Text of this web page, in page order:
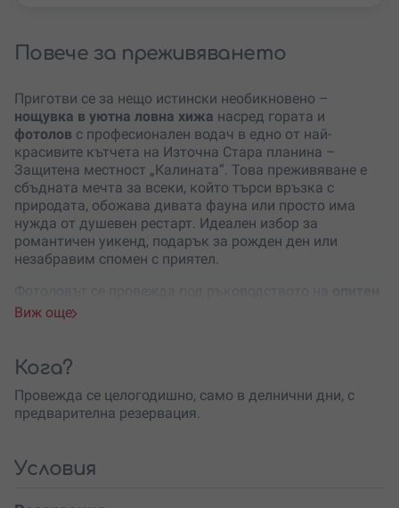
Повече за преживяването
Приготви се за нещо истински необикновено –
нощувка в уютна ловна хижа насред гората и
фотолов с професионален водач в едно от най-
красивите кътчета на Източна Стара планина –
Защитена местност „Калината“. Това преживяване е
сбъдната мечта за всеки, който търси връзка с
природата, обожава дивата фауна или просто има
нужда от душевен рестарт. Идеален избор за
романтичен уикенд, подарък за рожден ден или
незабравим спомен с приятел.
ловен водач
си пълноценно. Ще наблюдаваш и (ако пожелаеш) ще
снимаш благородни елени, сърни, муфлони, диви
свине и други горски обитатели в тяхната естествена
среда.
„Калината“и местността „Огледалото“ – блато по
редки птици. Разходката трае между 3 и 4 часа, като
Виж още
Кога?
Провежда се целогодишно, само в делнични дни, с
предварителна резервация.
Условия